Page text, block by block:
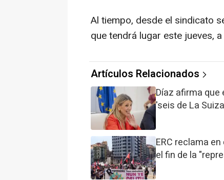
Al tiempo, desde el sindicato
que tendrá lugar este jueves,
Artículos Relacionados
Díaz afirma que
'seis de La
ERC reclama
el fin de la